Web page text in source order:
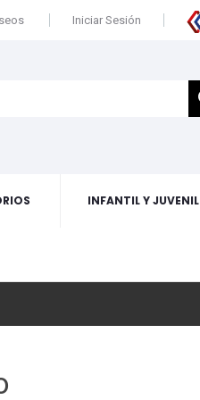
Iniciar Sesión
INFANTIL Y JUVENIL